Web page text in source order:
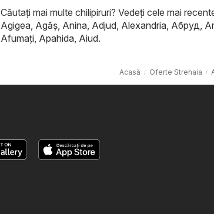
Căutați mai multe chilipiruri? Vedeți cele mai
Agigea Agăş Anina Adjud Alexandria Абруд
Afumaţi Apahida Aiud.
Acasă Oferte Strehaia